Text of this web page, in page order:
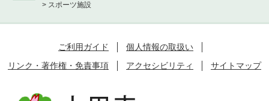
> スポーツ施設
ご利用ガイド
個人情報の取扱い
リンク・著作権・免責事項
アクセシビリティ サイトマップ